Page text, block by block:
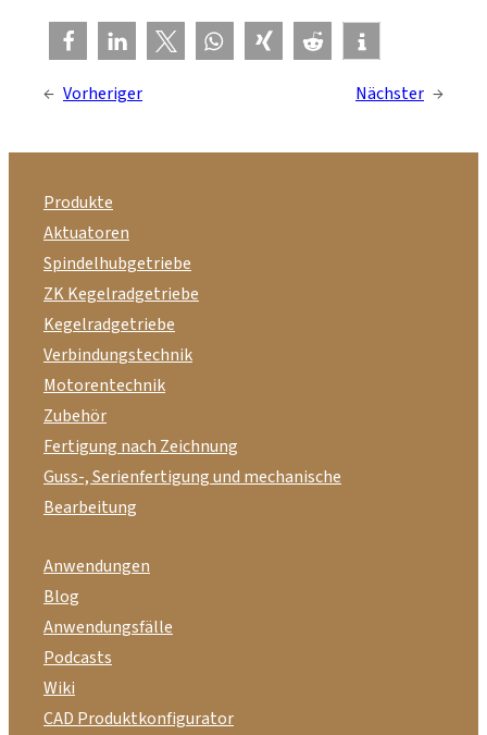
← Vorheriger Nächster →
Produkte
Aktuatoren
Spindelhubgetriebe
ZK Kegelradgetriebe
Kegelradgetriebe
Verbindungstechnik
Motorentechnik
Zubehör
Fertigung nach Zeichnung
Guss-, Serienfertigung und mechanische
Bearbeitung
Anwendungen
Blog
Anwendungsfälle
Podcasts
Wiki
CAD Produktkonfigurator